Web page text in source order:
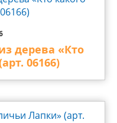
дерева «Кто
06166)